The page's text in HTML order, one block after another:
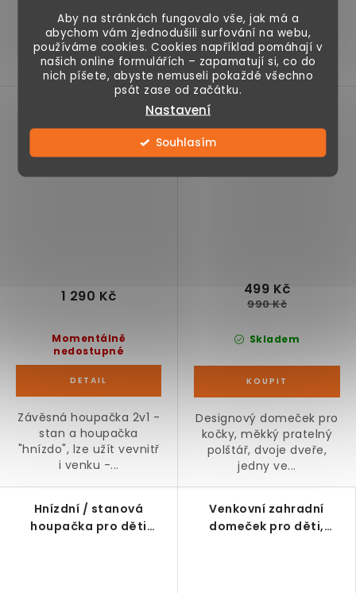
Aby na stránkách fungovalo vše, jak má a
abychom vám zjednodušili surfování na webu,
používáme cookies. Cookies například pomáhají v
našich online formulářích – zapamatují si, co do
nich píšete, abyste nemuseli pokaždé všechno
psát zase od začátku.
Nastavení
Souhlasím
Dětský domeček 2v1,
kuchyňka se sporákem
a dřezem, 2 špachtle, 1
pánev,...
Dřevěný domeček pro
panenky, funkční výtah,
otočné schodiště, 10
nábytkových...
houpačka pro děti
růžová Ø100 cm, nosnost
150 kg
Momentálně
nedostupné
1 290 Kč
Závěsná houpačka 2v1 -
stan a houpačka
"hnízdo", lze užít vevnitř
i venku -...
Skládací domeček pro
kočky šedý
Výprodej
Skladem
499 Kč
990 Kč
Designový domeček pro
kočky, měkký pratelný
polštář, dvoje dveře,
jedny ve...
Hnízdní / stanová
houpačka pro děti
Venkovní zahradní
domeček pro děti,